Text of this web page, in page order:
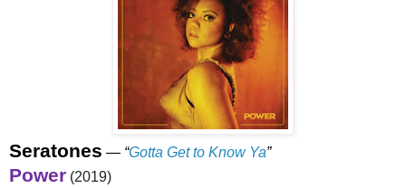
Seratones — “Gotta Get to Know Ya”
Power (2019)